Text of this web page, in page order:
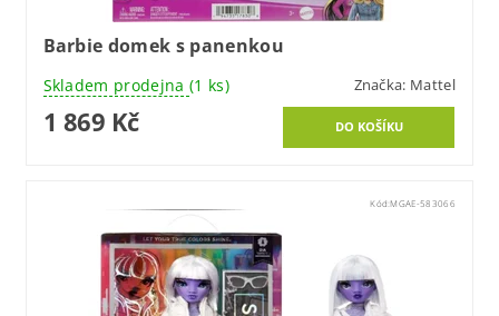
Barbie domek s panenkou
Skladem prodejna (1 ks) Značka: Mattel
1 869 Kč
Kód:MGAE-583066